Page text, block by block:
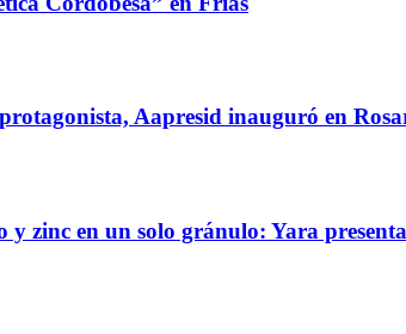
Aapresid inauguró en
y zinc en un solo gránulo: Yara